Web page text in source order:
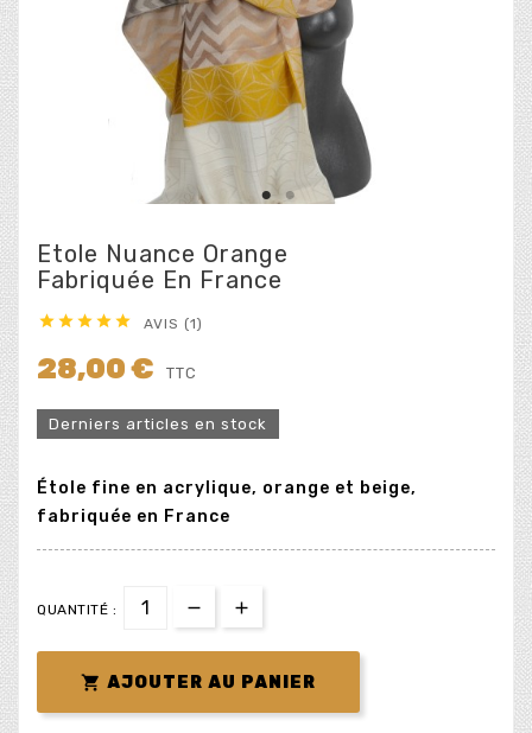
Etole Nuance Orange
Fabriquée En France
     AVIS (1)
28,00 € TTC
Derniers articles en stock
Étole fine en acrylique, orange et beige,
fabriquée en France
QUANTITÉ :
 AJOUTER AU PANIER